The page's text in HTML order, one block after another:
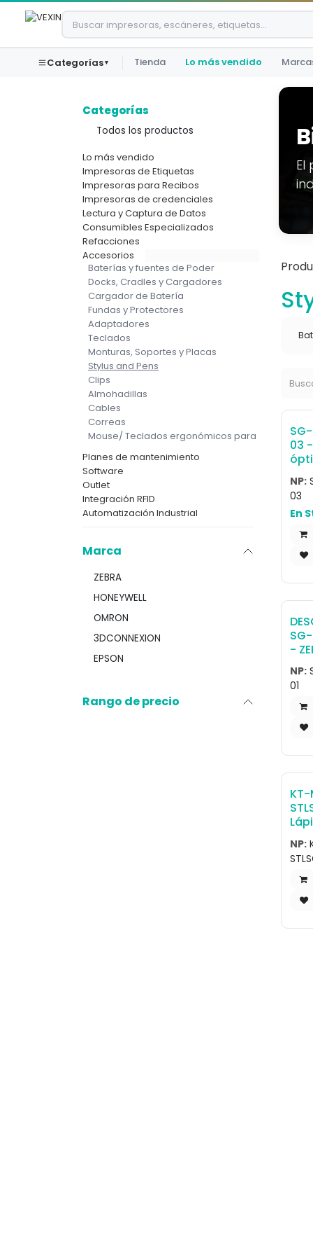
Ir al contenido
Categorías▾ Tienda Lo más vendido
El
Categorías
Todos los productos
Lo más vendido
Impresoras de Etiquetas
Impresoras para Recibos
Impresoras de credenciales
Lectura y Captura de Datos
Consumibles Especializados
Refacciones
Accesorios
Baterías y fuentes de Poder
Docks, Cradles y Cargadores
Cargador de Batería
Fundas y Protectores
Adaptadores
Teclados
Monturas, Soportes y Placas
Stylus and Pens
Clips
Almohadillas
Cables
Correas
Mouse/ Teclados ergonómicos para CAD/
Planes de mantenimiento
Software
Outlet
Integración RFID
Automatización Industrial
Marca
ZEBRA
HONEYWELL
OMRON
3DCONNEXION
EPSON
Rango de precio
03
03).
NP:
03
En
-
NP:
01
NP: